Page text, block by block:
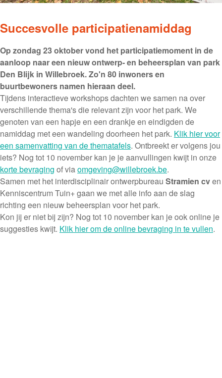
Succesvolle participatienamiddag
Op zondag 23 oktober vond het participatiemoment in de
aanloop naar een nieuw ontwerp- en beheersplan van park
Den Blijk in Willebroek. Zo'n 80 inwoners en
buurtbewoners namen hieraan deel.
Tijdens interactieve workshops dachten we samen na over
verschillende thema's die relevant zijn voor het park. We
genoten van een hapje en een drankje en eindigden de
namiddag met een wandeling doorheen het park. Klik hier voor
een samenvatting van de thematafels. Ontbreekt er volgens jou
iets? Nog tot 10 november kan je je aanvullingen kwijt in onze
korte bevraging of viaomgeving@willebroek.be.
Samen met het interdisciplinair ontwerpbureau Stramien cven
Kenniscentrum Tuin+ gaan we met alle info aan de slag
richting een nieuw beheersplan voor het park.
Kon jij er niet bij zijn? Nog tot 10 november kan je ook online je
suggesties kwijt. Klik hier om de online bevraging in te vullen.